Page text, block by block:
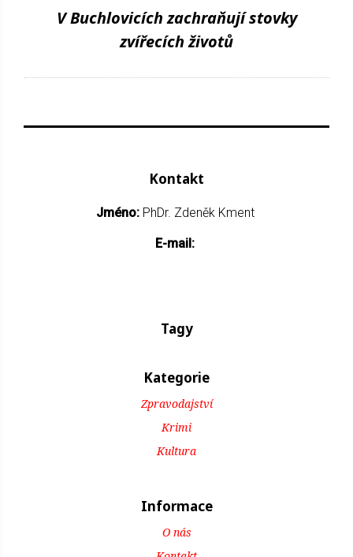
V Buchlovicích zachraňují stovky
zvířecích životů
Kontakt
Jméno: PhDr. Zdeněk Kment
E-mail:
Tagy
Kategorie
Zpravodajství
Krimi
Kultura
Informace
O nás